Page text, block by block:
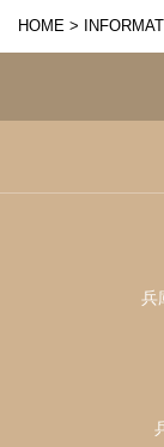
HOME >
兵